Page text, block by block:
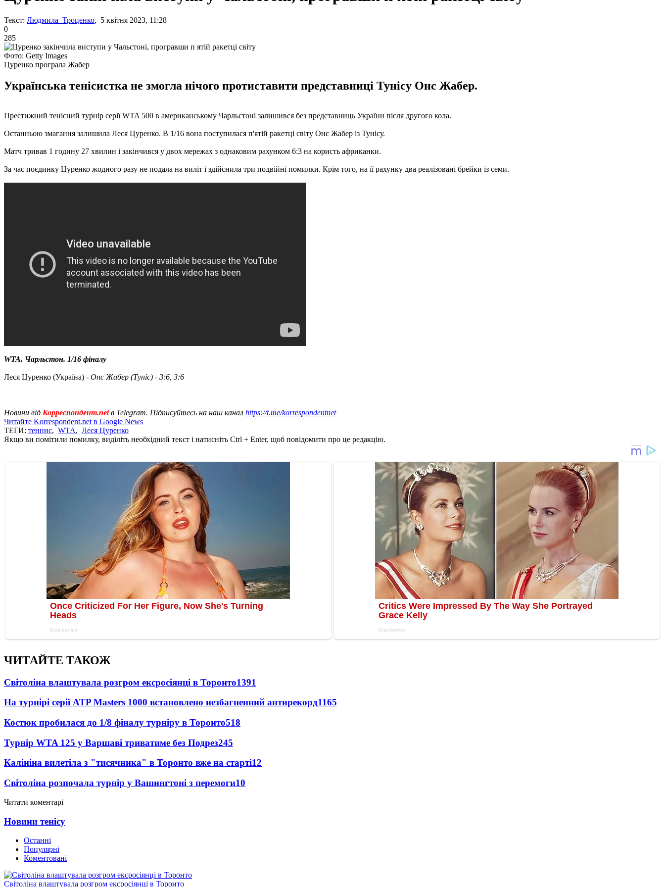
Текст: Людмила Троценко, 5 квітня 2023, 11:28
0
285
Фото: Getty Images
Цуренко програла Жабер
Українська тенісистка не змогла нічого протиставити представниці Тунісу Онс Жабер.
Престижний тенісний турнір серії WTA 500 в американському Чарльстоні залишився без представниць України після другого кола.
Останньою змагання залишила Леся Цуренко. В 1/16 вона поступилася п'ятій ракетці світу Онс Жабер із Тунісу.
Матч тривав 1 годину 27 хвилин і закінчився у двох мережах з однаковим рахунком 6:3 на користь африканки.
За час поєдинку Цуренко жодного разу не подала на виліт і здійснила три подвійні помилки. Крім того, на її рахунку два реалізовані брейки із семи.
WTA. Чарльстон. 1/16 фіналу
Леся Цуренко (Україна) - Онс Жабер (Туніс) - 3:6, 3:6
Новини від Корреспондент.netв Telegram. Підписуйтесь на наш канал https://t.me/korrespondentnet
Читайте Korrespondent.net в Google News
ТЕГИ: теннис, WTA, Леся Цуренко
Якщо ви помітили помилку, виділіть необхідний текст і натисніть Ctrl + Enter, щоб повідомити про це редакцію.
ЧИТАЙТЕ ТАКОЖ
Світоліна влаштувала розгром ексросіянці в Торонто1391
На турнірі серії ATP Masters 1000 встановлено незбагненний антирекорд1165
Костюк пробилася до 1/8 фіналу турніру в Торонто518
Турнір WTA 125 у Варшаві триватиме без Подрез245
Калініна вилетіла з "тисячника" в Торонто вже на старті12
Світоліна розпочала турнір у Вашингтоні з перемоги10
Читати коментарі
Новини тенісу
Останні
Популярні
Коментовані
Світоліна влаштувала розгром ексросіянці в Торонто